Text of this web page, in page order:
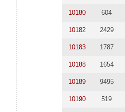
10180 604
10182 2429
10183 1787
10188 1654
10189 9495
10190 519